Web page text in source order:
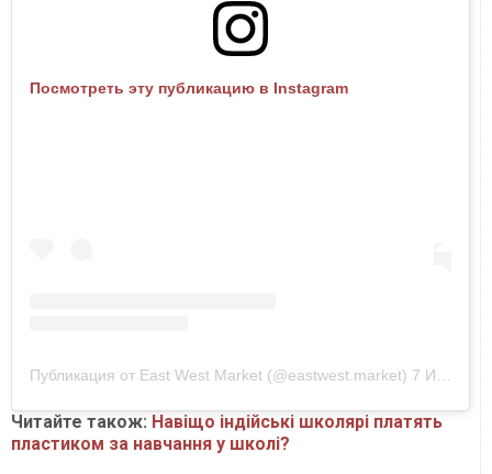
Посмотреть эту публикацию в Instagram
Публикация от East West Market (@eastwest.market) 7 Июн 2019 в 8:15 PDT
Читайте також: Навіщо індійські школярі платять
пластиком за навчання у школі?